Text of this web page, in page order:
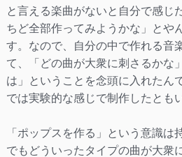
と言える楽曲がないと自分で感じ
ちど全部作ってみようかな」とや
す。なので、自分の中で作れる音
て、「どの曲が大衆に刺さるかな
は」ということを念頭に入れたん
では実験的な感じで制作したとも
「ポップスを作る」という意識は
でもどういったタイプの曲が大衆